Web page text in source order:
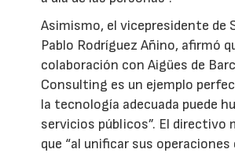
Asimismo, el vicepresidente de
Pablo Rodríguez Añino, afirmó
colaboración con Aigües de
Consulting es un ejemplo
la tecnología adecuada puede
servicios públicos”. El directivo
que “al unificar sus operaciones